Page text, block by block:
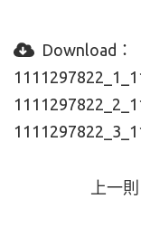
Download：
上一則